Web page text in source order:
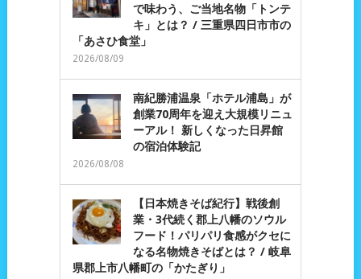
で味わう、ご当地名物「トンテ
キ」とは？ / 三重県四日市市の
「あさひ食堂」
2026/08/09
南紀勝浦温泉「ホテル浦島」が
創業70周年を迎え大規模リニュ
ーアル！ 新しくなった日昇館
の宿泊体験記
2026/08/08
【日本焼きそば紀行】戦後創
業・3代続く郡上八幡のソウル
フード！パリパリ食感がクセに
なる名物焼きそばとは？ / 岐阜
県郡上市八幡町の「かたぎり」